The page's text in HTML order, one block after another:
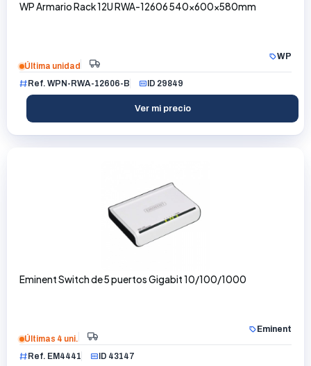
WP Armario Rack 12U RWA-12606 540x600x580mm
WP
Última unidad
Ref. WPN-RWA-12606-B
ID 29849
Ver mi precio
Eminent Switch de 5 puertos Gigabit 10/100/1000
Eminent
Últimas 4 uni.
Ref. EM4441
ID 43147